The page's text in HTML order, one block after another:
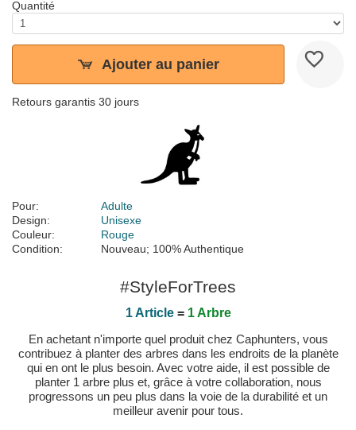
Quantité
Ajouter au panier
Retours garantis 30 jours
Pour:
Adulte
Design:
Unisexe
Couleur:
Rouge
Condition:
Nouveau; 100% Authentique
#StyleForTrees
1 Article= 1 Arbre
En achetant n'importe quel produit chez Caphunters, vous
contribuez à planter des arbres dans les endroits de la planète
qui en ont le plus besoin. Avec votre aide, il est possible de
planter 1 arbre plus et, grâce à votre collaboration, nous
progressons un peu plus dans la voie de la durabilité et un
meilleur avenir pour tous.